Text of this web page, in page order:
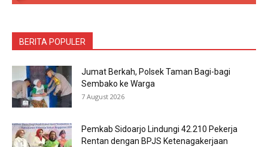
BERITA POPULER
Jumat Berkah, Polsek Taman Bagi-bagi
Sembako ke Warga
7 August 2026
Pemkab Sidoarjo Lindungi 42.210 Pekerja
Rentan dengan BPJS Ketenagakerjaan